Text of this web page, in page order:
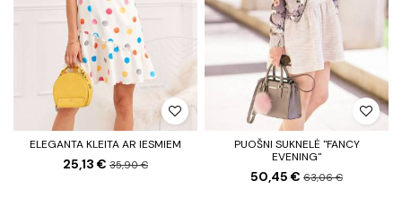
ELEGANTA KLEITA AR IESMIEM
25,13 € 35,90 €
PUOŠNI SUKNELĖ "FANCY
EVENING"
50,45 € 63,06 €